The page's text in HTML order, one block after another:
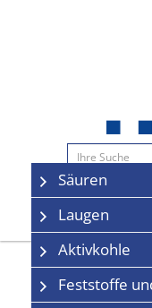
Navigation
Säuren
Laugen
Aktivkohle
Feststoffe